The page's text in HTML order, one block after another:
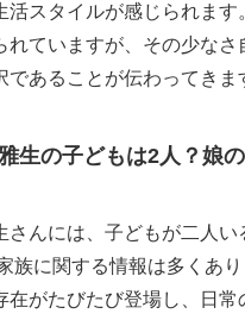
活スタイルが感じられます
れていますが、その少なさ
であることが伝わってきま
生の子どもは2人？娘
さんには、子どもが二人い
族に関する情報は多くあ
在がたびたび登場し、日